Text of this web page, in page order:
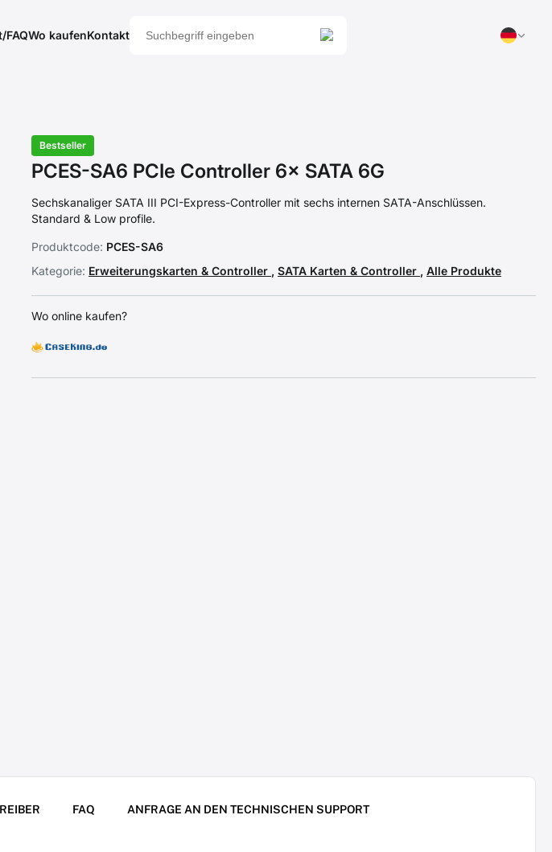
FAQWo kaufenKontakt
Bestseller
PCES-SA6 PCIe Controller 6× SATA 6G
Sechskanaliger SATA III PCI-Express-Controller mit sechs internen SATA-Anschlüssen.
Standard & Low profile.
Produktcode: PCES-SA6
Kategorie: Erweiterungskarten & Controller , SATA Karten & Controller , Alle Produkte
Wo online kaufen?
FAQ ANFRAGE AN DEN TECHNISCHEN SUPPORT